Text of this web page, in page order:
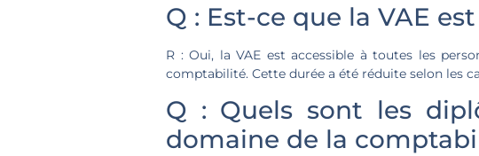
Q : Est-ce que la VAE
R : Oui, la VAE est accessible à toutes les
comptabilité. Cette durée a été réduite selon les
Q : Quels sont les
domaine de la